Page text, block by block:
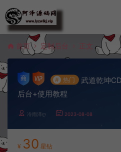
首页 定制后台 正文
# 热门
武道乾坤
后台+使用教程
冷雨泽ღ 2023-08-08
¥ 30 星钻